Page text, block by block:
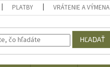
PLATBY VRÁTENIE A VÝMENA
HĽADAŤ